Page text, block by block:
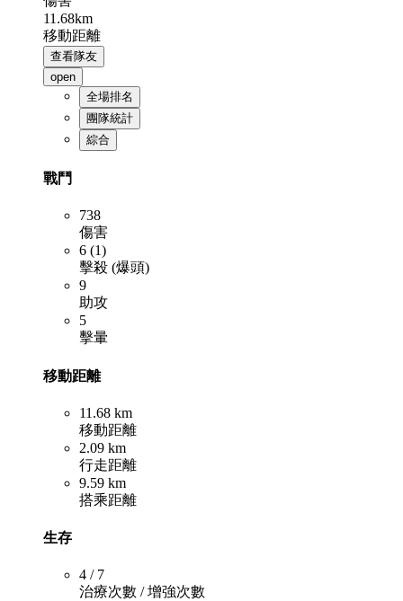
11.68km
移動距離
查看隊友
open
全場排名
團隊統計
綜合
戰鬥
738
傷害
6 (1)
擊殺 (爆頭)
9
助攻
5
擊暈
移動距離
11.68 km
移動距離
2.09 km
行走距離
9.59 km
搭乘距離
生存
4 / 7
治療次數 / 增強次數